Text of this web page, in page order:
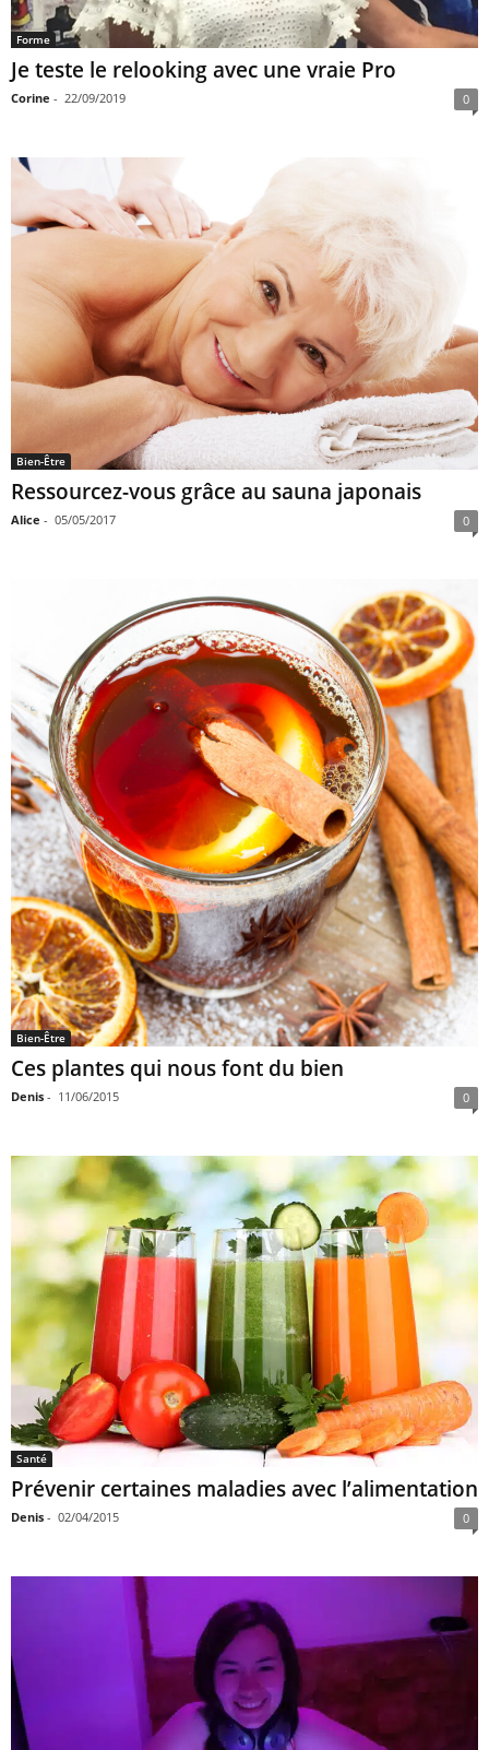
Forme
Je teste le relooking avec une vraie Pro
Corine - 22/09/2019 0
Bien-Être
Ressourcez-vous grâce au sauna japonais
Alice - 05/05/2017 0
Bien-Être
Ces plantes qui nous font du bien
Denis - 11/06/2015 0
Santé
Prévenir certaines maladies avec l’alimentation
Denis - 02/04/2015 0